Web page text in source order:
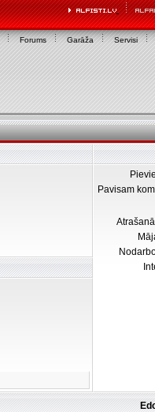
Forums Garāža Servisi
Pavisam